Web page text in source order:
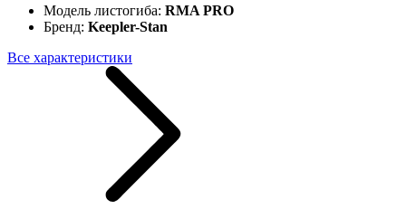
Модель листогиба: RMA PRO
Бренд: Keepler-Stan
Все характеристики